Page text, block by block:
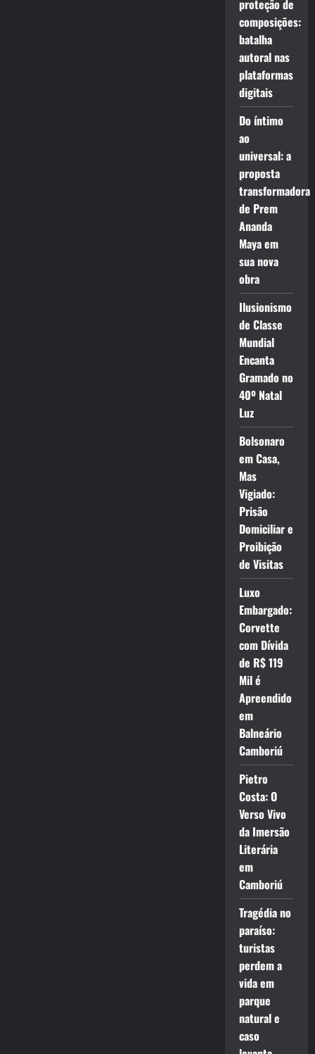
proteção de
composições:
batalha
autoral nas
plataformas
digitais
Do íntimo
ao
universal: a
proposta
transformadora
de Prem
Ananda
Maya em
sua nova
obra
Ilusionismo
de Classe
Mundial
Encanta
Gramado no
40º Natal
Luz
Bolsonaro
em Casa,
Mas
Vigiado:
Prisão
Domiciliar e
Proibição
de Visitas
Luxo
Embargado:
Corvette
com Dívida
de R$ 119
Mil é
Apreendido
em
Balneário
Camboriú
Pietro
Costa: O
Verso Vivo
da Imersão
Literária
em
Camboriú
Tragédia no
paraíso:
turistas
perdem a
vida em
parque
natural e
caso